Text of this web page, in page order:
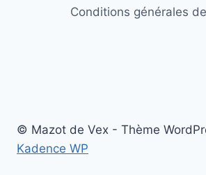
Conditions générales
© Mazot de Vex - Thème
Kadence WP